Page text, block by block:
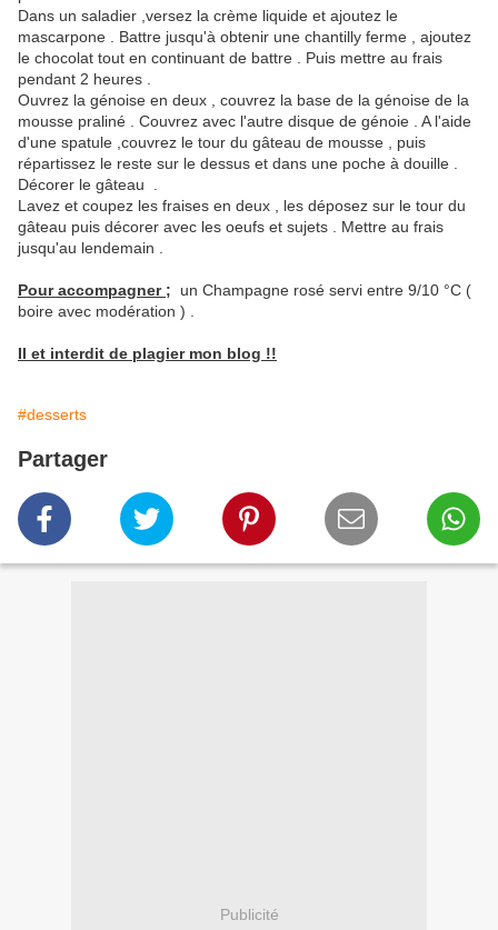
Dans un saladier ,versez la crème liquide et ajoutez le
mascarpone . Battre jusqu'à obtenir une chantilly ferme , ajoutez
le chocolat tout en continuant de battre . Puis mettre au frais
pendant 2 heures .
Ouvrez la génoise en deux , couvrez la base de la génoise de la
mousse praliné . Couvrez avec l'autre disque de génoie . A l'aide
d'une spatule ,couvrez le tour du gâteau de mousse , puis
répartissez le reste sur le dessus et dans une poche à douille .
Décorer le gâteau .
Lavez et coupez les fraises en deux , les déposez sur le tour du
gâteau puis décorer avec les oeufs et sujets . Mettre au frais
jusqu'au lendemain .
Pour accompagner ; un Champagne rosé servi entre 9/10 °C (
boire avec modération ) .
Il et interdit de plagier mon blog !!
#desserts
Partager
Publicité